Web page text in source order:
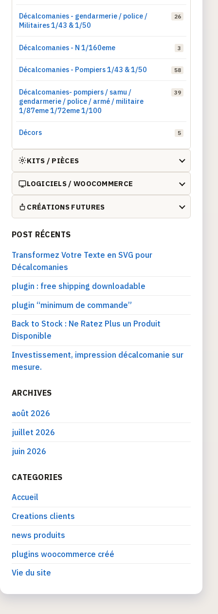
Décalcomanies - gendarmerie / police /
Militaires 1/43 & 1/50
26
Décalcomanies - N 1/160eme 3
Décalcomanies - Pompiers 1/43 & 1/50 58
Décalcomanies- pompiers / samu /
gendarmerie / police / armé / militaire
1/87eme 1/72eme 1/100
39
Décors 5
KITS / PIÈCES
LOGICIELS / WOOCOMMERCE
CRÉATIONS FUTURES
POST RÉCENTS
Transformez Votre Texte en SVG pour
Décalcomanies
plugin : free shipping downloadable
plugin “minimum de commande”
Back to Stock : Ne Ratez Plus un Produit
Disponible
Investissement, impression décalcomanie sur
mesure.
ARCHIVES
août 2026
juillet 2026
juin 2026
CATEGORIES
Accueil
Creations clients
news produits
plugins woocommerce créé
Vie du site